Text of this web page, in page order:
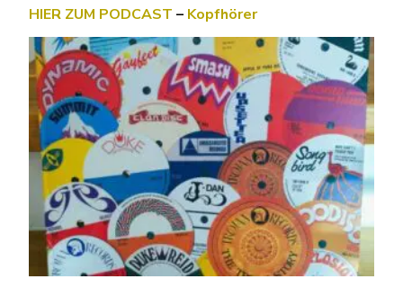
HIER ZUM PODCAST – Kopfhörer